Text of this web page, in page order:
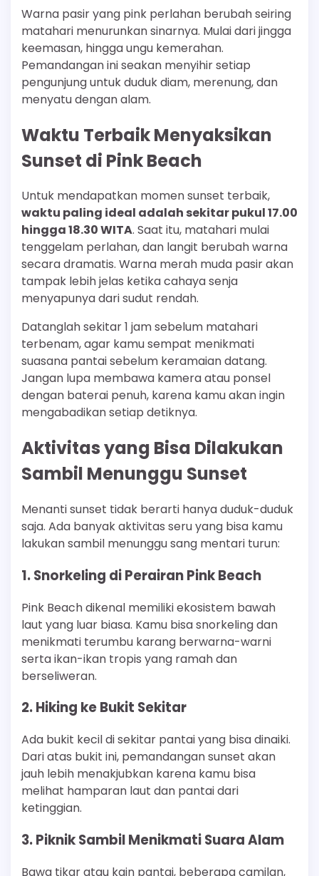
Warna pasir yang pink perlahan berubah seiring
matahari menurunkan sinarnya. Mulai dari jingga
keemasan, hingga ungu kemerahan.
Pemandangan ini seakan menyihir setiap
pengunjung untuk duduk diam, merenung, dan
menyatu dengan alam.
Waktu Terbaik Menyaksikan
Sunset di Pink Beach
Untuk mendapatkan momen sunset terbaik,
waktu paling ideal adalah sekitar pukul 17.00
hingga 18.30 WITA. Saat itu, matahari mulai
tenggelam perlahan, dan langit berubah warna
secara dramatis. Warna merah muda pasir akan
tampak lebih jelas ketika cahaya senja
menyapunya dari sudut rendah.
Datanglah sekitar 1 jam sebelum matahari
terbenam, agar kamu sempat menikmati
suasana pantai sebelum keramaian datang.
Jangan lupa membawa kamera atau ponsel
dengan baterai penuh, karena kamu akan ingin
mengabadikan setiap detiknya.
Aktivitas yang Bisa Dilakukan
Sambil Menunggu Sunset
Menanti sunset tidak berarti hanya duduk-duduk
saja. Ada banyak aktivitas seru yang bisa kamu
lakukan sambil menunggu sang mentari turun:
1. Snorkeling di Perairan Pink Beach
Pink Beach dikenal memiliki ekosistem bawah
laut yang luar biasa. Kamu bisa snorkeling dan
menikmati terumbu karang berwarna-warni
serta ikan-ikan tropis yang ramah dan
berseliweran.
2. Hiking ke Bukit Sekitar
Ada bukit kecil di sekitar pantai yang bisa dinaiki.
Dari atas bukit ini, pemandangan sunset akan
jauh lebih menakjubkan karena kamu bisa
melihat hamparan laut dan pantai dari
ketinggian.
3. Piknik Sambil Menikmati Suara Alam
Bawa tikar atau kain pantai, beberapa camilan,